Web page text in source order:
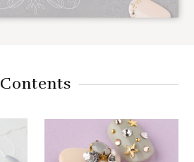
Contents